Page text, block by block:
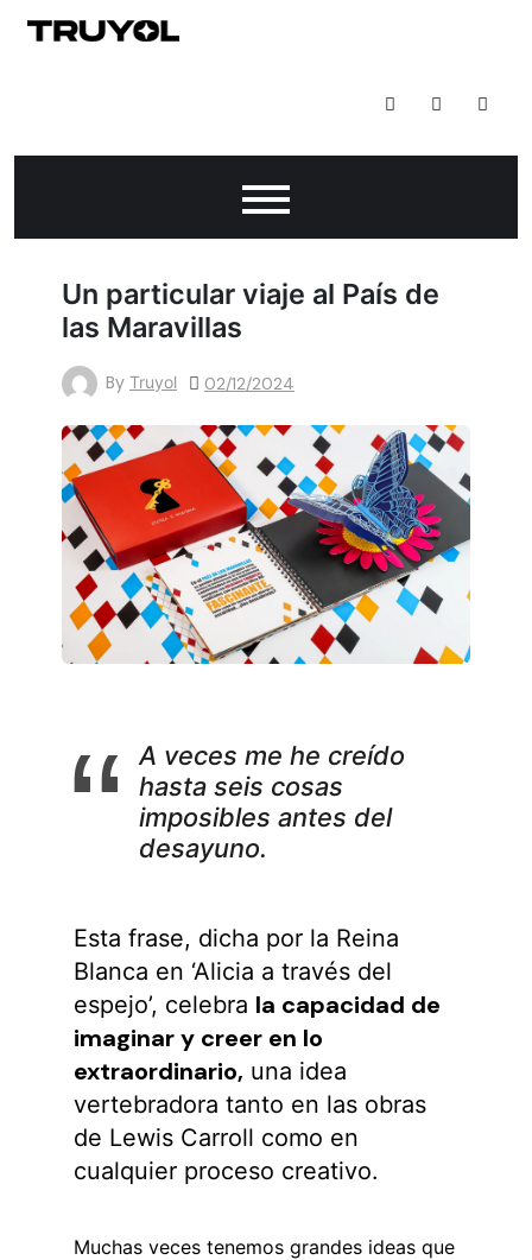
Un particular viaje al País de
las Maravillas
By Truyol 02/12/2024
A veces me he creído
hasta seis cosas
imposibles antes del
desayuno.
Esta frase, dicha por la Reina
Blanca en ‘Alicia a través del
espejo’, celebra la capacidad de
imaginar y creer en lo
extraordinario, una idea
vertebradora tanto en las obras
de Lewis Carroll como en
cualquier proceso creativo.
Muchas veces tenemos grandes ideas que